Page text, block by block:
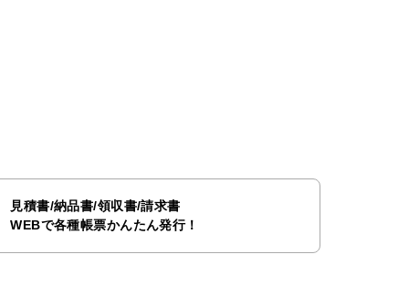
見積書/納品書/領収書/請求書
WEBで各種帳票かんたん発行！